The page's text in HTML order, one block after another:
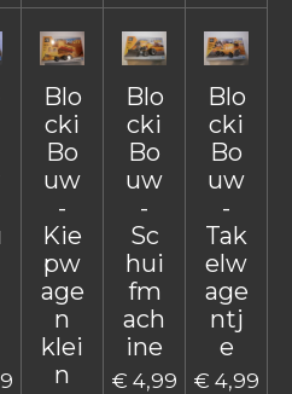
Blo
cki
Bo
uw
-
Kie
pw
age
n
klei
n
Blo
cki
Bo
uw
-
Sc
hui
fm
ach
ine
€ 4,99
Blo
cki
Bo
uw
-
Tak
elw
age
ntj
e
€ 4,99